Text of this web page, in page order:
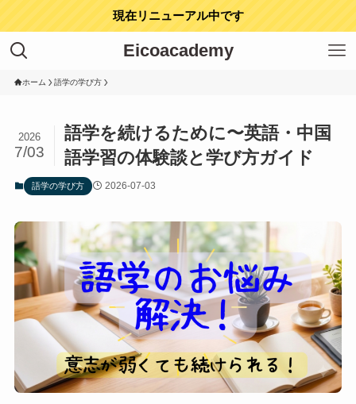
現在リニューアル中です
Eicoacademy
ホーム 語学の学び方
語学を続けるために〜英語・中国
語学習の体験談と学び方ガイド
2026
7/03
語学の学び方 2026-07-03